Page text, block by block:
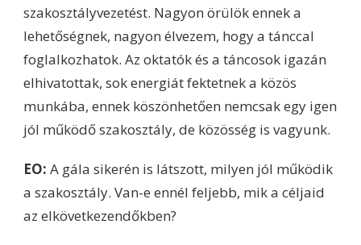
szakosztályvezetést. Nagyon örülök ennek a
lehetőségnek, nagyon élvezem, hogy a tánccal
foglalkozhatok. Az oktatók és a táncosok igazán
elhivatottak, sok energiát fektetnek a közös
munkába, ennek köszönhetően nemcsak egy igen
jól működő szakosztály, de közösség is vagyunk.
EO: A gála sikerén is látszott, milyen jól működik
a szakosztály. Van-e ennél feljebb, mik a céljaid
az elkövetkezendőkben?